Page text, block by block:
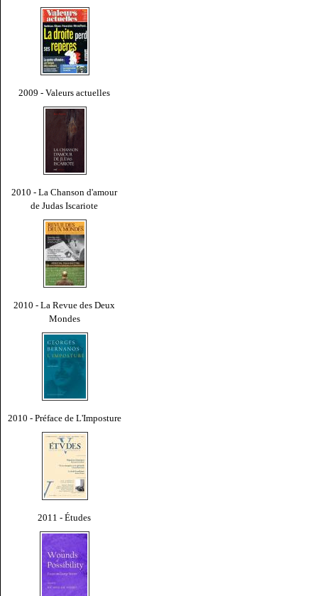
2009 - Valeurs actuelles
2010 - La Chanson d'amour
de Judas Iscariote
2010 - La Revue des Deux
Mondes
2010 - Préface de L'Imposture
2011 - Études